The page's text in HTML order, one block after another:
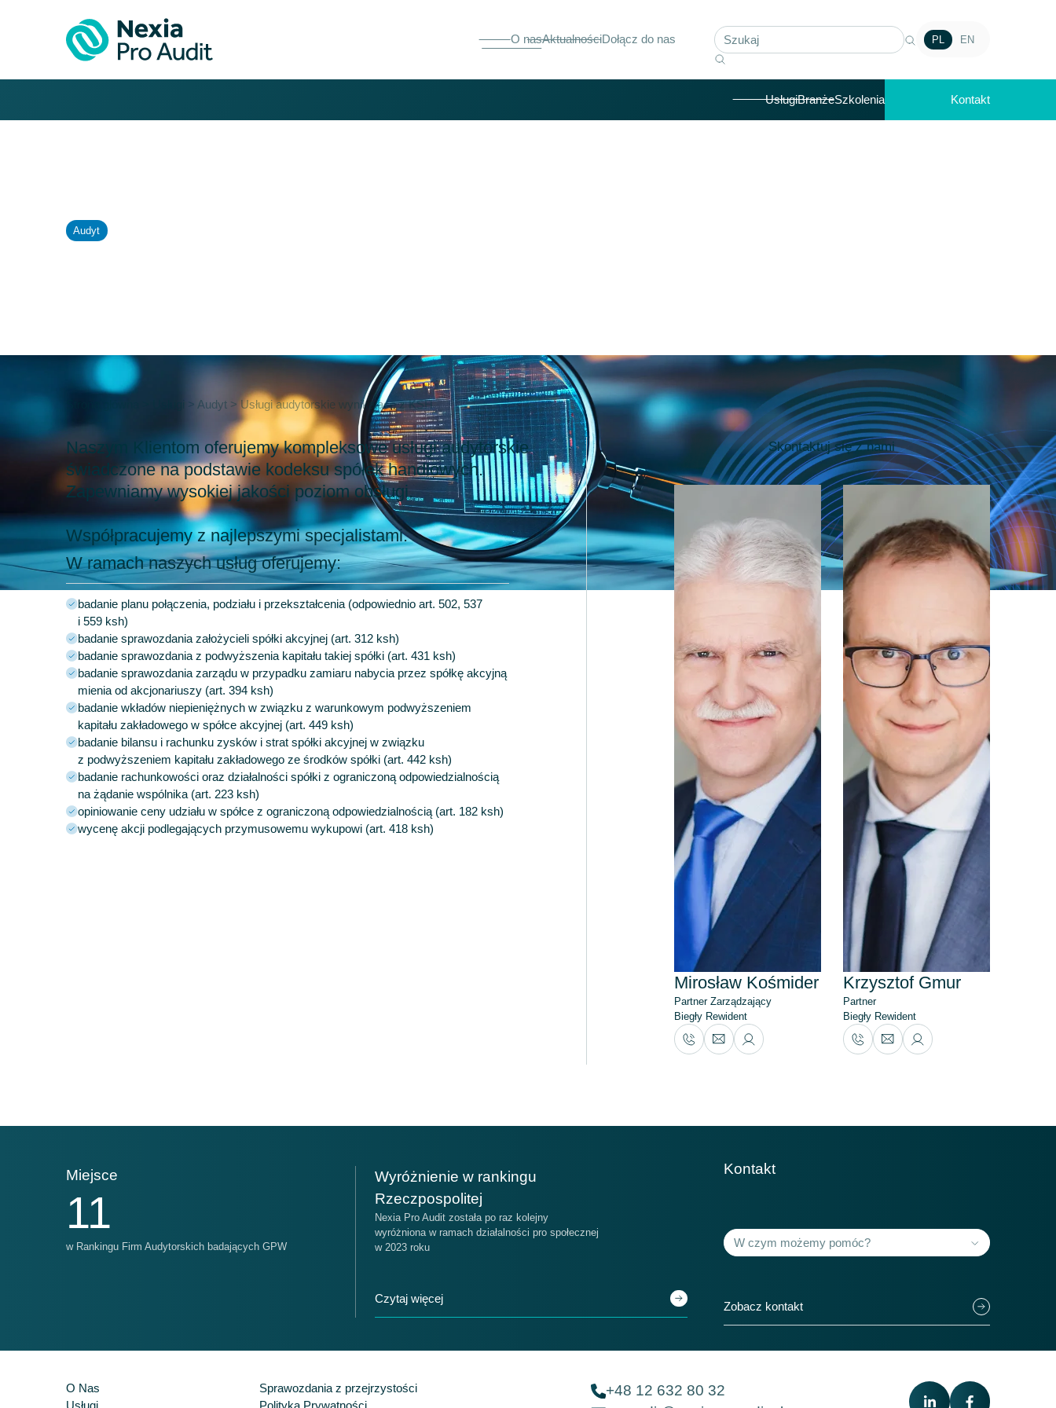
O nasAktualnościDołącz do nas PL EN
UsługiBranżeSzkolenia Kontakt
Audyt
> Audyt >Usługi audytorskie wynikające z KSH
Naszym Klientom oferujemy kompleksowe usługi audytorskie
świadczone na podstawie kodeksu spółek handlowych.
Zapewniamy wysokiej jakości poziom obsługi.
Współpracujemy z najlepszymi specjalistami.
W ramach naszych usług oferujemy:
badanie planu połączenia, podziału i przekształcenia (odpowiednio art. 502, 537
i 559 ksh)
badanie sprawozdania założycieli spółki akcyjnej (art. 312 ksh)
badanie sprawozdania z podwyższenia kapitału takiej spółki (art. 431 ksh)
badanie sprawozdania zarządu w przypadku zamiaru nabycia przez spółkę akcyjną
mienia od akcjonariuszy (art. 394 ksh)
badanie wkładów niepieniężnych w związku z warunkowym podwyższeniem
kapitału zakładowego w spółce akcyjnej (art. 449 ksh)
badanie bilansu i rachunku zysków i strat spółki akcyjnej w związku
z podwyższeniem kapitału zakładowego ze środków spółki (art. 442 ksh)
badanie rachunkowości oraz działalności spółki z ograniczoną odpowiedzialnością
na żądanie wspólnika (art. 223 ksh)
opiniowanie ceny udziału w spółce z ograniczoną odpowiedzialnością (art. 182 ksh)
wycenę akcji podlegających przymusowemu wykupowi (art. 418 ksh)
Skontaktuj się z nami
Mirosław Kośmider
Partner Zarządzający
Biegły Rewident
+48
601
Krzysztof Gmur
Partner
Biegły Rewident
+48
502
Miejsce
11
w Rankingu Firm Audytorskich badających GPW
Miejsce
14
w Rankingu Ogólnym Firm Audytorskich
Wyróżnienie w rankingu
Rzeczpospolitej
Nexia Pro Audit została po raz kolejny
wyróżniona w ramach działalności pro społecznej
w 2023 roku
Czytaj więcej
Kontakt
Zobacz kontakt
O Nas
Sprawozdania z przejrzystości
+48 12 632 80 32